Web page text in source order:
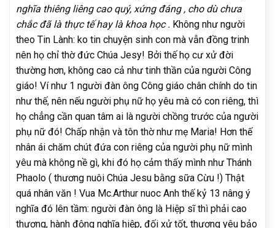
nghĩa thiêng liêng cao quý, xứng đáng , cho dù chưa
chắc đã là thực tế hay là khoa học . Không như người
theo Tin Lành: ko tin chuyện sinh con mà vẫn đồng trinh
nên họ chỉ thờ đức Chúa Jesy! Bởi thế họ cư xử đời
thường hơn, không cao cả như tinh thần của người Công
giáo! Ví như 1 người đàn ông Công giáo chân chính do tin
như thế, nên nếu người phụ nữ họ yêu mà có con riêng, thì
họ chẳng cần quan tâm ai là người chồng trước của người
phụ nữ đó! Chấp nhận và tôn thờ như mẹ Maria! Hơn thế
nhân ái chăm chút đứa con riêng của người phụ nữ mình
yêu mà không nề gì, khi đó họ cảm thấy mình như Thánh
Phaolo ( thương nuôi Chúa Jesu bằng sữa Cừu !) Thật
quá nhân văn ! Vua Mc.Arthur nuoc Anh thế kỷ 13 nâng ý
nghĩa đó lên tầm: người đàn ông là Hiệp sĩ thì phải cao
thượng, hành động nghĩa hiệp, đối xử tốt, thương yêu bảo